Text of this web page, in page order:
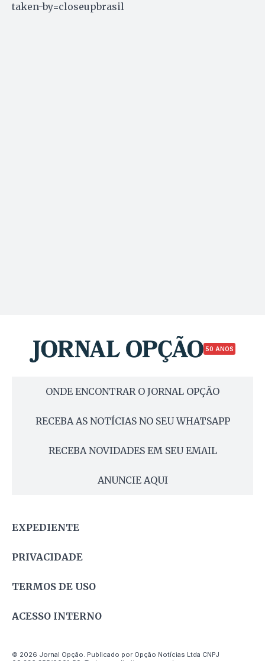
taken-by=closeupbrasil
50 ANOS
ONDE ENCONTRAR O JORNAL OPÇÃO
RECEBA AS NOTÍCIAS NO SEU WHATSAPP
RECEBA NOVIDADES EM SEU EMAIL
ANUNCIE AQUI
EXPEDIENTE
PRIVACIDADE
TERMOS DE USO
ACESSO INTERNO
© 2026 Jornal Opção. Publicado por Opção Notícias Ltda CNPJ